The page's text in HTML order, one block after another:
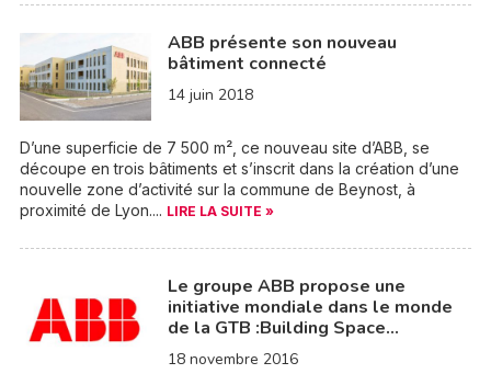
ABB présente son nouveau
bâtiment connecté
14 juin 2018
D’une superficie de 7 500 m², ce nouveau site d’ABB, se
découpe en trois bâtiments et s’inscrit dans la création d’une
nouvelle zone d’activité sur la commune de Beynost, à
proximité de Lyon.... LIRE LA SUITE »
Le groupe ABB propose une
initiative mondiale dans le monde
de la GTB :Building Space…
18 novembre 2016